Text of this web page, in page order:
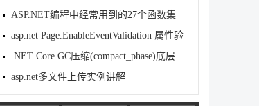
ASP.NET编程中经常用到的27个函数集
asp.net Page.EnableEventValidation 属性验
.NET Core GC压缩(compact_phase)底层原理解析
asp.net多文件上传实例讲解